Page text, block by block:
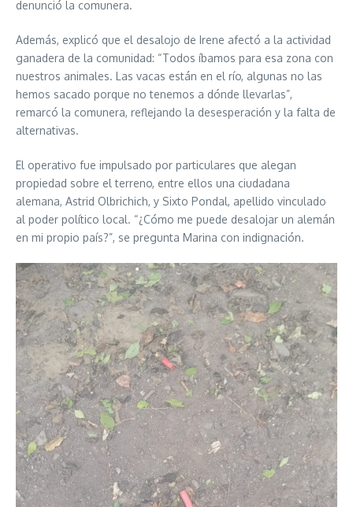
denunció la comunera.
Además, explicó que el desalojo de Irene afectó a la actividad
ganadera de la comunidad: “Todos íbamos para esa zona con
nuestros animales. Las vacas están en el río, algunas no las
hemos sacado porque no tenemos a dónde llevarlas”,
remarcó la comunera, reflejando la desesperación y la falta de
alternativas.
El operativo fue impulsado por particulares que alegan
propiedad sobre el terreno, entre ellos una ciudadana
alemana, Astrid Olbrichich, y Sixto Pondal, apellido vinculado
al poder político local. “¿Cómo me puede desalojar un alemán
en mi propio país?”, se pregunta Marina con indignación.